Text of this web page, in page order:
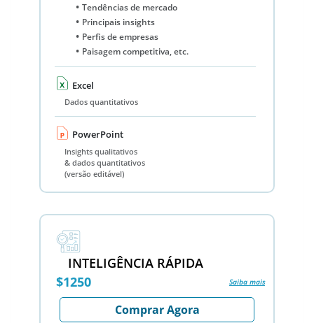
Tendências de mercado
Principais insights
Perfis de empresas
Paisagem competitiva, etc.
Excel
Dados quantitativos
PowerPoint
Insights qualitativos
& dados quantitativos
(versão editável)
INTELIGÊNCIA RÁPIDA
$1250
Saiba mais
Comprar Agora